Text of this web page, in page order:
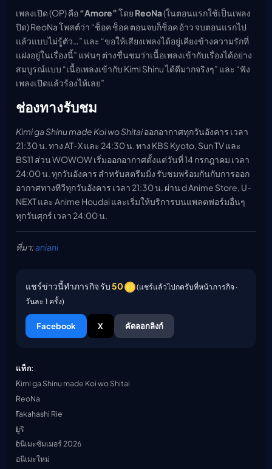
เพลงเปิด (OP) คือ“Amore”โดย ReoNa(ในตอนแรกใช้เป็นเพลง
ปิด) ReoNa โพสต์ว่า “ช็อค ช็อค ตอนจบก็ช็อค อ้าว จบตอนแรกไป
แล้วแบบไม่รู้ตัว…” และ “ขอให้เสียงเพลงได้อยู่เคียงข้างความรักที่
แฝงอยู่ในเรื่องนี้” แฟนๆ ต่างชื่นชมว่าเนื้อเพลงเข้ากับเรื่องได้อย่าง
สมบูรณ์แบบ “เนื้อเพลงเข้ากับ Kimi Shinu ได้ดีมากจริงๆ” และ “ฟัง
เพลงเปิดแล้วร้องไห้เลย”
ช่องทางรับชม
Kimi ga Shinu made Koi wo Shitaiออกอากาศทุกวันอังคาร เวลา
21:30 น. ทาง AT-X และ 24:30 น. ทาง KBS Kyoto, Sun TV และ
BS11 ส่วน WOWOW เริ่มออกอากาศตั้งแต่วันที่ 14 กรกฎาคม เวลา
24:00 น. ทุกวันอังคาร สำหรับสตรีมมิ่ง รับชมพร้อมกันกับการออก
อากาศทางทีวีทุกวันอังคาร เวลา 21:30 น. ผ่าน d Anime Store, U-
NEXT และ Anime Houdai และเริ่มให้บริการบนแพลตฟอร์มอื่นๆ
ทุกวันศุกร์ เวลา 24:00 น.
ที่มา:aniani
แชร์ข่าวนี้ทำภารกิจ รับ50
(แชร์แล้วไปกดรับที่หน้าภารกิจ ·
วันละ 1 ครั้ง)
Facebook X คัดลอกลิงก์
แท็ก:
Kimi ga Shinu made Koi wo Shitai
ReoNa
Takahashi Rie
ยูริ
อนิเมะซัมเมอร์ 2026
อนิเมะใหม่